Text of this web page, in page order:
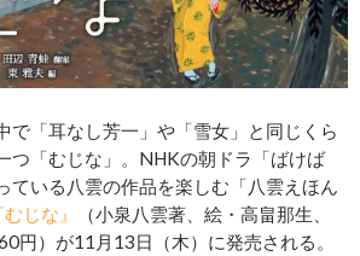
「耳なし芳一」や「雪女」と同じくら
つ「むじな」。NHKの朝ドラ「ばけば
ている八雲の作品を楽しむ「八雲えほん
むじな』
（小泉八雲著、絵・高畠那生、
円）が11月13日（木）に発売される。